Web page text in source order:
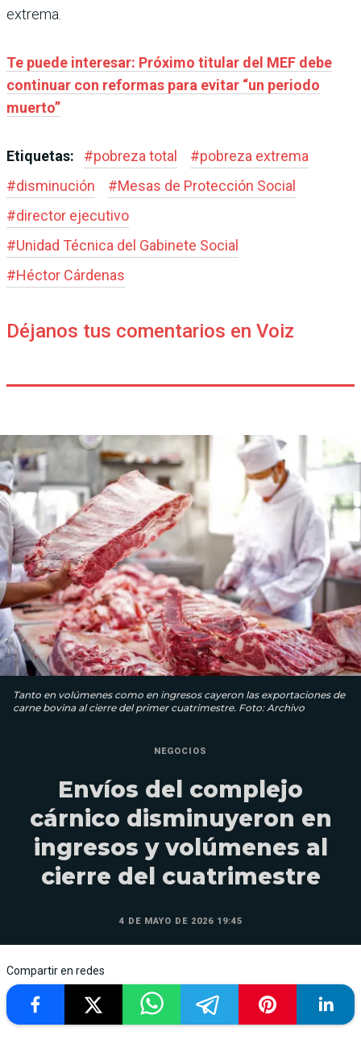
extrema.
Te puede interesar: Próximo titular del MEF debe
continuar con reformas para evitar “un periodo
muerto”
Etiquetas: #pobreza total #pobreza extrema
#disminución #Mesas de Protección Social
#director ejecutivo
#Unidad Técnica del Gabinete Social
#Héctor Cárdenas
Déjanos tus comentarios en Voiz
Tanto en volúmenes como en ingresos cayeron las exportaciones de
carne bovina al cierre del primer cuatrimestre. Foto: Archivo
NEGOCIOS
Envíos del complejo
cárnico disminuyeron en
ingresos y volúmenes al
cierre del cuatrimestre
4 DE MAYO DE 2026 19:45
Compartir en redes